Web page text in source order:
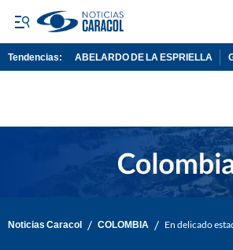
Tendencias: ABELARDO DE LA ESPRIELLA
Noticias Caracol / COLOMBIA / En delicado